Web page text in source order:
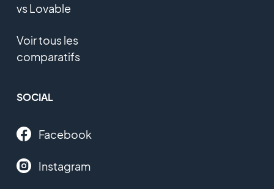
vs Lovable
Voir tous les
comparatifs
SOCIAL
Facebook
Instagram